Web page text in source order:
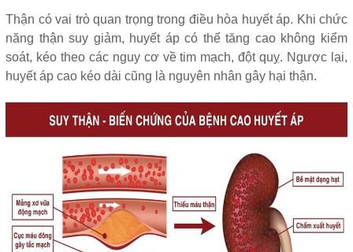
Thận có vai trò quan trọng trong điều hòa huyết áp. Khi chức
năng thận suy giảm, huyết áp có thể tăng cao không kiểm
soát, kéo theo các nguy cơ về tim mạch, đột quỵ. Ngược lại,
huyết áp cao kéo dài cũng là nguyên nhân gây hại thận.